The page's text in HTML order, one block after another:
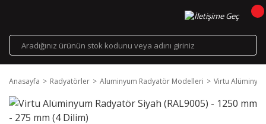
Anasayfa Radyatörler Aluminyum Radyatör Modelleri Virtu